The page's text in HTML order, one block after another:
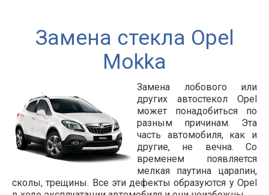
Замена стекла Opel
Mokka
Замена лобового или
других автостекол Opel
может понадобиться по
разным причинам. Эта
часть автомобиля, как и
другие, не вечна. Со
временем появляется
мелкая паутина царапин,
сколы, трещины. Все эти дефекты образуются у Opel